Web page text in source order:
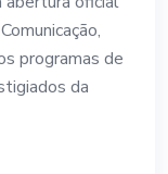
programas de
da